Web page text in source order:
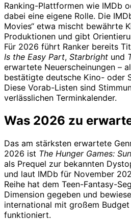
Ranking-Plattformen wie IMDb
dabei eine eigene Rolle. Die
Movies“ etwa mischt bewährte
Produktionen und gibt
Für 2026 führt Ranker bereits
Is the Easy Part, Starbright und
erwartete Neuerscheinungen –
bestätigte deutsche Kino- oder
Diese Vorab-Listen sind
verlässlichen Terminkalender.
Was 2026 zu
Das am stärksten erwartete
2026 ist The Hunger Games:
als Prequel zur bekannten
und laut IMDb für November
Reihe hat dem Teen-Fantasy-
Dimension gegeben und
international mit großem
funktioniert.